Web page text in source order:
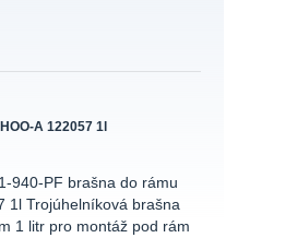
A 122057 1l
940-PF brašna do rámu
1l Trojúhelníková brašna
1 litr pro montáž pod rám